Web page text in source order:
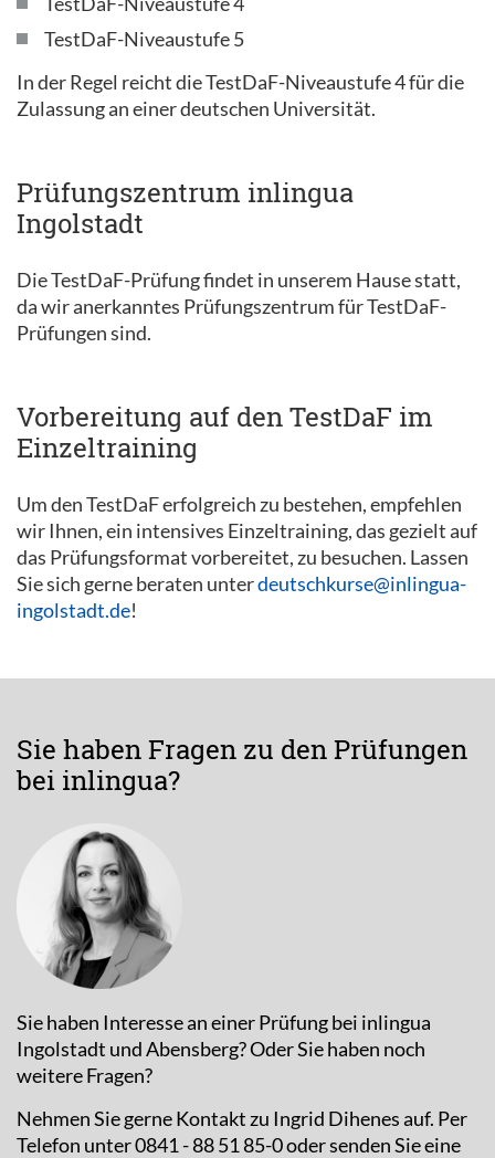
TestDaF-Niveaustufe 5
In der Regel reicht die TestDaF-Niveaustufe 4 für die
Zulassung an einer deutschen Universität.
Prüfungszentrum inlingua
Ingolstadt
Die TestDaF-Prüfung findet in unserem Hause statt,
da wir anerkanntes Prüfungszentrum für TestDaF-
Prüfungen sind.
Vorbereitung auf den TestDaF im
Einzeltraining
Um den TestDaF erfolgreich zu bestehen, empfehlen
wir Ihnen, ein intensives Einzeltraining, das gezielt auf
das Prüfungsformat vorbereitet, zu besuchen. Lassen
Sie sich gerne beraten unterdeutschkurse@inlingua-
ingolstadt.de!
Sie haben Fragen zu den Prüfungen
bei inlingua?
Sie haben Interesse an einer Prüfung bei inlingua
Ingolstadt und Abensberg? Oder Sie haben noch
weitere Fragen?
Nehmen Sie gerne Kontakt zu Ingrid Dihenes auf. Per
Telefon unter 0841 - 88 51 85-0 oder senden Sie eine